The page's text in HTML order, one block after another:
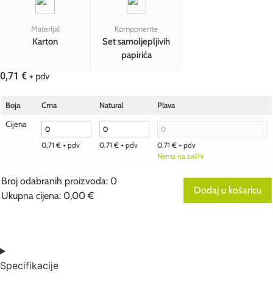
Materijal
Karton
Komponente
Set samoljepljivih
papirića
0,71 € + pdv
Boja Crna Natural
Plava
Cijena
0,71 € + pdv 0,71 € + pdv 0,71 € + pdv
Nema na zalihi
Broj odabranih proizvoda: 0
Ukupna cijena: 0,00 €
Your
total
is
Dodaj u košaricu
Specifikacije